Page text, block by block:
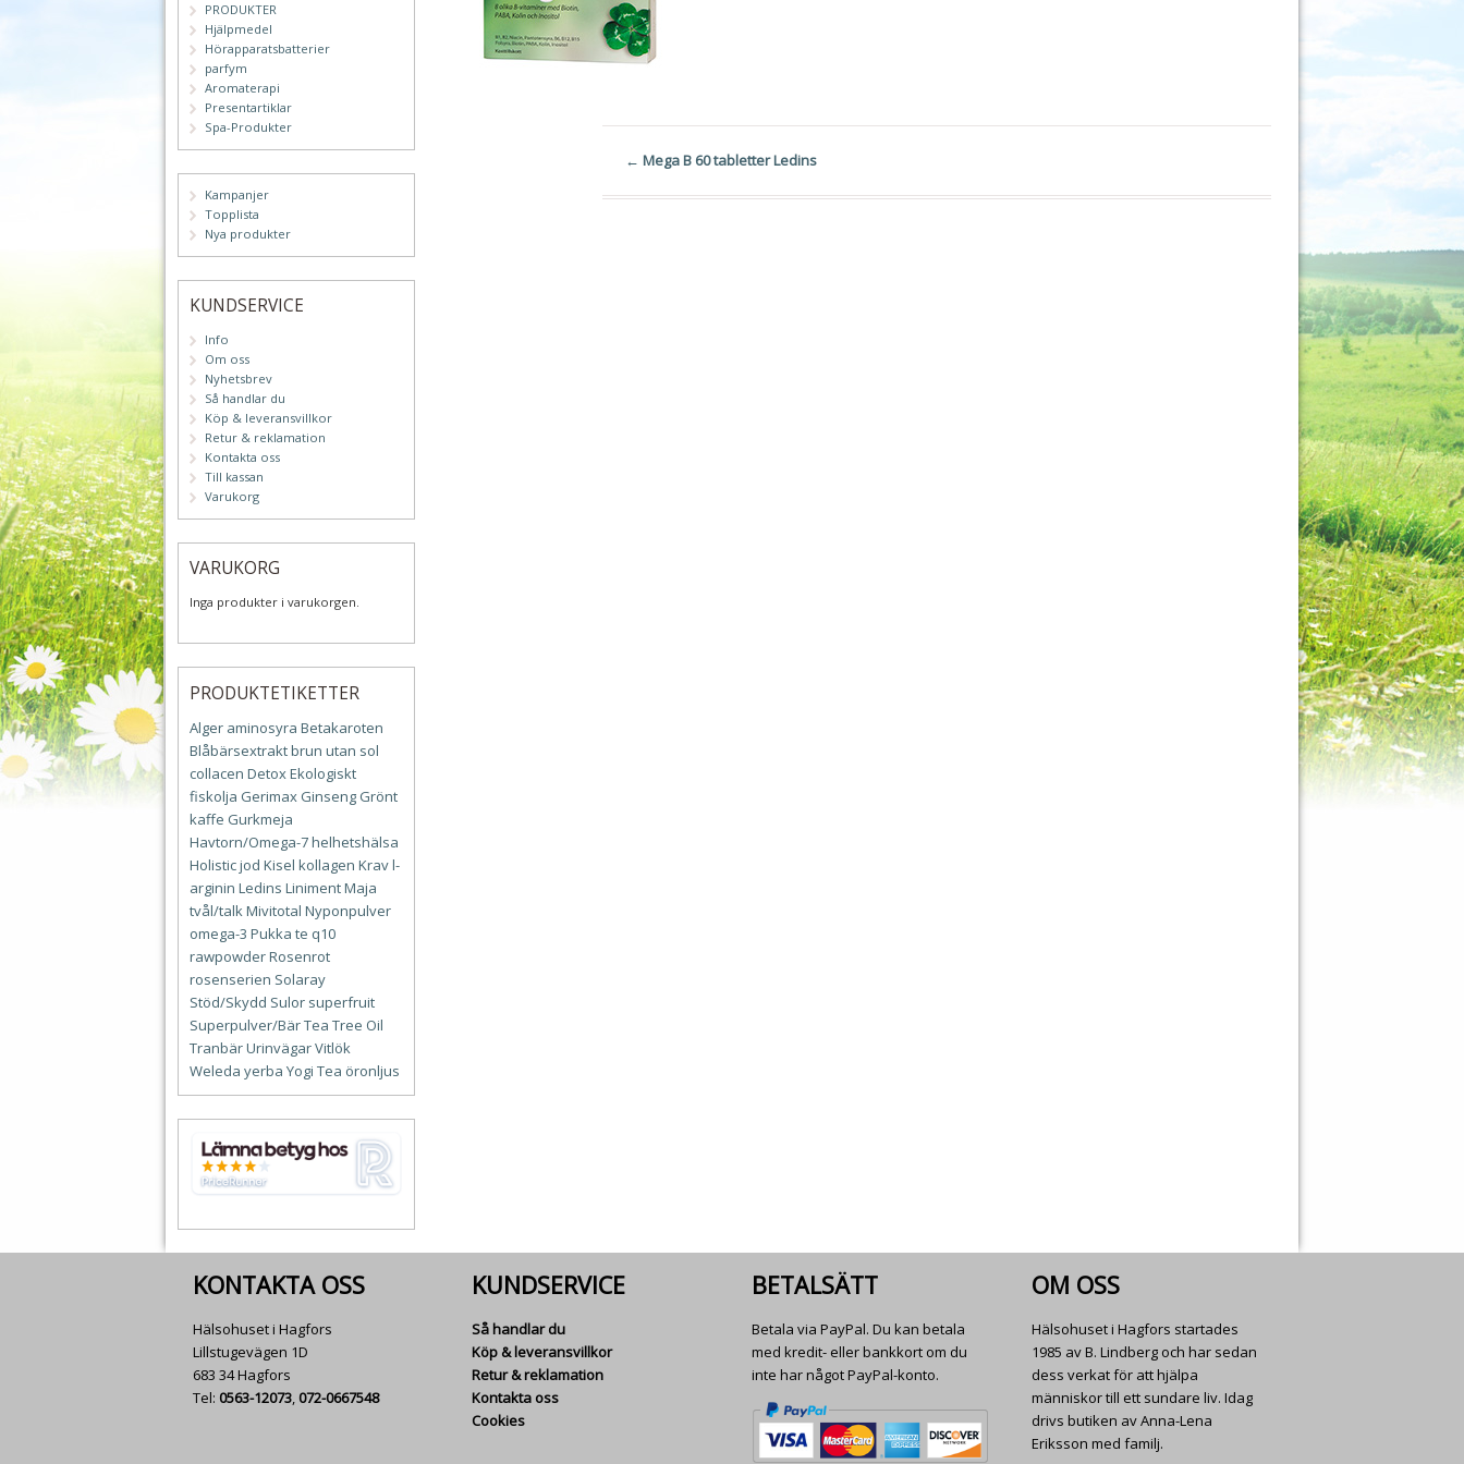
← Mega B 60 tabletter Ledins
PRODUKTER
Hjälpmedel
Hörapparatsbatterier
parfym
Aromaterapi
Presentartiklar
Spa-Produkter
Kampanjer
Topplista
Nya produkter
KUNDSERVICE
Info
Om oss
Nyhetsbrev
Så handlar du
Köp & leveransvillkor
Retur & reklamation
Kontakta oss
Till kassan
Varukorg
VARUKORG
Inga produkter i varukorgen.
PRODUKTETIKETTER
Alger aminosyra Betakaroten
Blåbärsextraktbrun utan sol
collacen DetoxEkologiskt
fiskolja Gerimax Ginseng Grönt
kaffe Gurkmeja
Havtorn/Omega-7helhetshälsa
Holisticjod Kisel kollagen Kravl-
arginin Ledins LinimentMaja
tvål/talkMivitotal Nyponpulver
omega-3 Pukka te q10
rawpowderRosenrot
rosenserien Solaray
Stöd/Skydd Sulor superfruit
Superpulver/BärTea Tree Oil
TranbärUrinvägarVitlök
Weleda yerba Yogi Tea öronljus
KONTAKTA OSS
Hälsohuset i Hagfors
Lillstugevägen 1D
683 34 Hagfors
Tel: 0563-12073,072-0667548
KUNDSERVICE
Så handlar du
Köp & leveransvillkor
Retur & reklamation
Kontakta oss
Cookies
BETALSÄTT
Betala via PayPal. Du kan betala
med kredit- eller bankkort om du
inte har något PayPal-konto.
OM OSS
Hälsohuset i Hagfors startades
1985 av B. Lindberg och har sedan
dess verkat för att hjälpa
människor till ett sundare liv. Idag
drivs butiken av Anna-Lena
Eriksson med familj.